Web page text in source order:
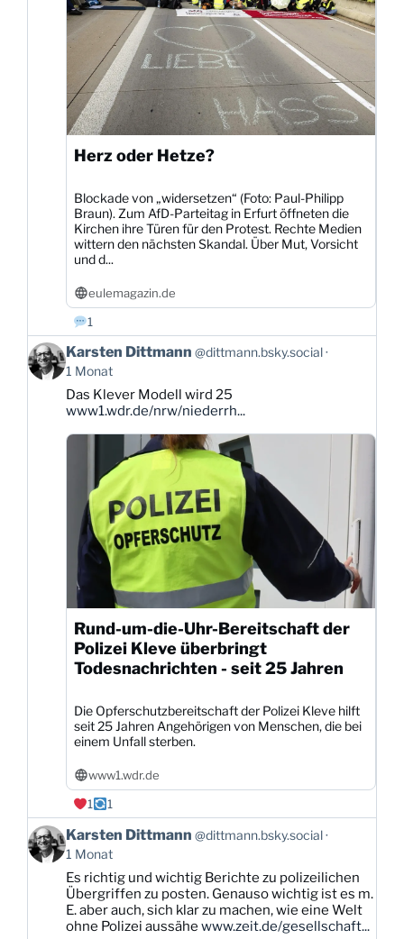
Herz oder Hetze?
Blockade von „widersetzen“ (Foto: Paul-Philipp
Braun). Zum AfD-Parteitag in Erfurt öffneten die
Kirchen ihre Türen für den Protest. Rechte Medien
wittern den nächsten Skandal. Über Mut, Vorsicht
und d...
eulemagazin.de
1
Beitrag
von
Karsten
Dittmann
Bluesky
Karsten Dittmann @dittmann.bsky.social
1 Monat
Das Klever Modell wird 25
www1.wdr.de/nrw/niederrh...
Rund-um-die-Uhr-Bereitschaft der
Polizei Kleve überbringt
Todesnachrichten - seit 25 Jahren
Die Opferschutzbereitschaft der Polizei Kleve hilft
seit 25 Jahren Angehörigen von Menschen, die bei
einem Unfall sterben.
www1.wdr.de
1
1
Beitrag
von
Karsten
Dittmann
Bluesky
ansehen
Karsten Dittmann @dittmann.bsky.social
1 Monat
Es richtig und wichtig Berichte zu polizeilichen
Übergriffen zu posten. Genauso wichtig ist es m.
E. aber auch, sich klar zu machen, wie eine Welt
ohne Polizei aussähe www.zeit.de/gesellschaft...